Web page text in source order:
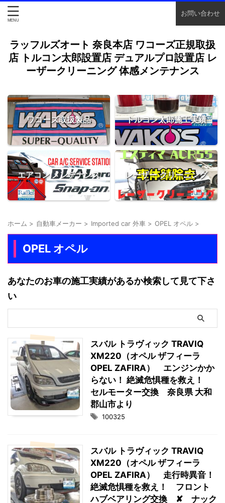
お問い合わせ
ラッフルズオート 奈良本店 ワコーズ正規取扱
店 トルコン太郎設置店 デュアルプロ設置店 レ
ーザークリーニング 体感メンテナンス
ワコーズ取扱製品 トルコン太郎施工実績
エアコン メンテナンス レーザー クリーニング
ホーム > 自動車メーカー > Imported car 外車 > OPEL オペル >
OPEL オペル
あなたのお車の施工実績があるか検索して見て下さ
い
スバル トラヴィック TRAVIQ
XM220（オペル ザフィーラ
OPEL ZAFIRA） エンジンかか
らない！ 絶滅危惧種を救え！
セルモーター交換 奈良県 大和
郡山市より
100325
スバル トラヴィック TRAVIQ
XM220（オペル ザフィーラ
OPEL ZAFIRA） 走行時異音！
絶滅危惧種を救え！ フロント
ハブベアリング交換 ✘ ナック